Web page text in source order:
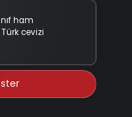
ham
cevizi